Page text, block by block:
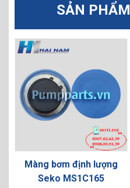
SẢN
Màng bơm định lượng
Seko MS1C165